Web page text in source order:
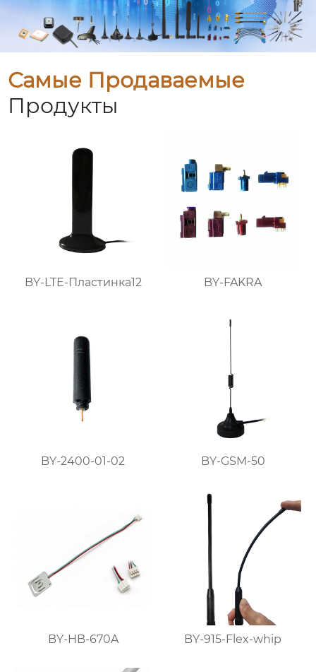
Самые Продаваемые
Продукты
BY-LTE-Пластинка12 BY-FAKRA
BY-2400-01-02 BY-GSM-50
BY-HB-670A BY-915-Flex-whip